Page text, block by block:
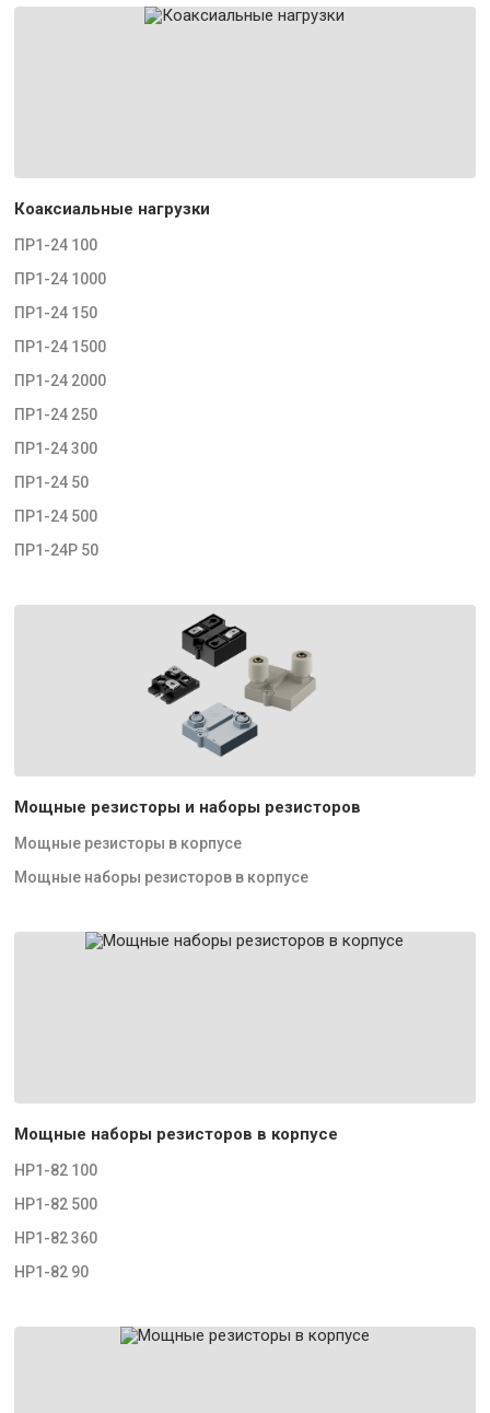
Коаксиальные нагрузки
ПР1-24 100
ПР1-24 1000
ПР1-24 150
ПР1-24 1500
ПР1-24 2000
ПР1-24 250
ПР1-24 300
ПР1-24 50
ПР1-24 500
ПР1-24Р 50
Мощные резисторы и наборы резисторов
Мощные резисторы в корпусе
Мощные наборы резисторов в корпусе
Мощные наборы резисторов в корпусе
НР1-82 100
НР1-82 500
НР1-82 360
НР1-82 90